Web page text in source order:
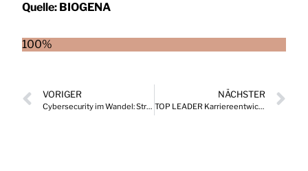
Quelle: BIOGENA
100%
VORIGER
Cybersecurity im Wandel: Strategien für eine resiliente Zukunft
NÄCHSTER
TOP LEADER Karriereentwicklungen, die Drehscheibe wichtiger Positionen in Österreich 02/2025